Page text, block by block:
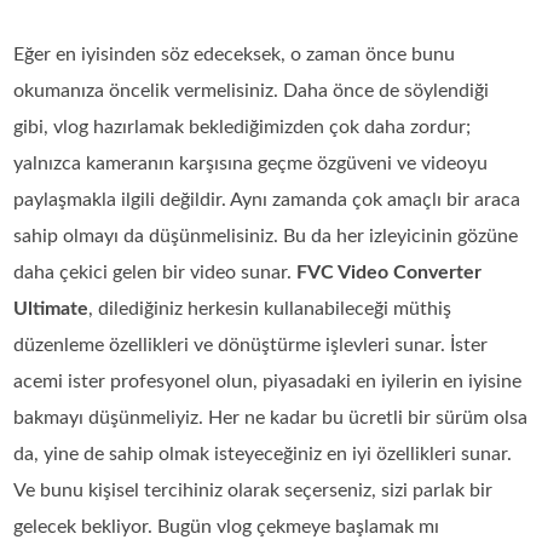
Eğer en iyisinden söz edeceksek, o zaman önce bunu
okumanıza öncelik vermelisiniz. Daha önce de söylendiği
gibi, vlog hazırlamak beklediğimizden çok daha zordur;
yalnızca kameranın karşısına geçme özgüveni ve videoyu
paylaşmakla ilgili değildir. Aynı zamanda çok amaçlı bir araca
sahip olmayı da düşünmelisiniz. Bu da her izleyicinin gözüne
daha çekici gelen bir video sunar. FVC Video Converter
Ultimate, dilediğiniz herkesin kullanabileceği müthiş
düzenleme özellikleri ve dönüştürme işlevleri sunar. İster
acemi ister profesyonel olun, piyasadaki en iyilerin en iyisine
bakmayı düşünmeliyiz. Her ne kadar bu ücretli bir sürüm olsa
da, yine de sahip olmak isteyeceğiniz en iyi özellikleri sunar.
Ve bunu kişisel tercihiniz olarak seçerseniz, sizi parlak bir
gelecek bekliyor. Bugün vlog çekmeye başlamak mı